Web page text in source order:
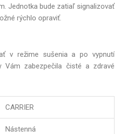
Jednotka bude zatiaľ signalizovať
rýchlo opraviť.
v režime sušenia a po vypnutí
Vám zabezpečila čisté a zdravé
CARRIER
Nástenná